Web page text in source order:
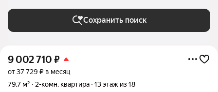
Сохранить поиск
9 002 710 ₽
от 37 729 ₽ в месяц
79,7 м²
2-комн. квартира 13 этаж из 18